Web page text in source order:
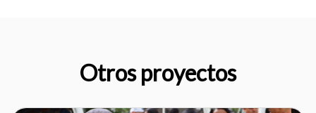
Otros proyectos